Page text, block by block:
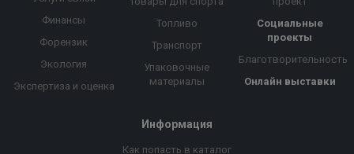
Финансы
Форензик
Экология
Экспертиза и оценка
Топливо
Транспорт
Упаковочные
материалы
Социальные
проекты
Благотворительность
Онлайн выставки
Информация
Как попасть в каталог